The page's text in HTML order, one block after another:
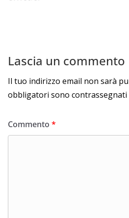
Lascia un commento
Il tuo indirizzo email non sarà
obbligatori sono contrassegnati
Commento *